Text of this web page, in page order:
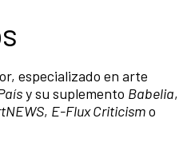
especializado en arte
y su suplemento Babelia,
, E-Flux Criticismo